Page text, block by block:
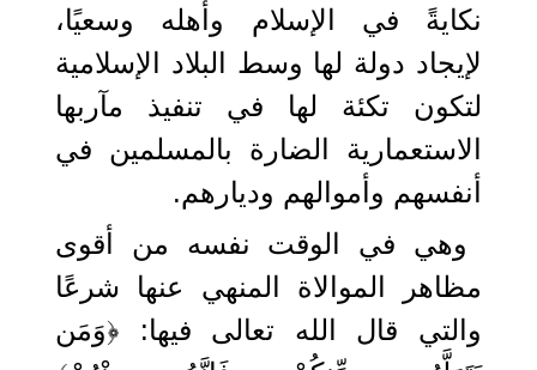
نكايةً في الإسلام وأهله وسعيًا،
لإيجاد دولة لها وسط البلاد الإسلامية
لتكون تكئة لها في تنفيذ مآربها
الاستعمارية الضارة بالمسلمين في
أنفسهم وأموالهم وديارهم.
وهي في الوقت نفسه من أقوى
مظاهر الموالاة المنهي عنها شرعًا
والتي قال الله تعالى فيها: ﴿وَمَن